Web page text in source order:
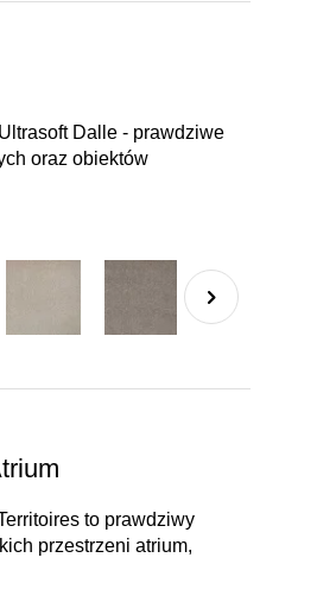
Dalle - prawdziwe
oraz obiektów
to prawdziwy
przestrzeni atrium,